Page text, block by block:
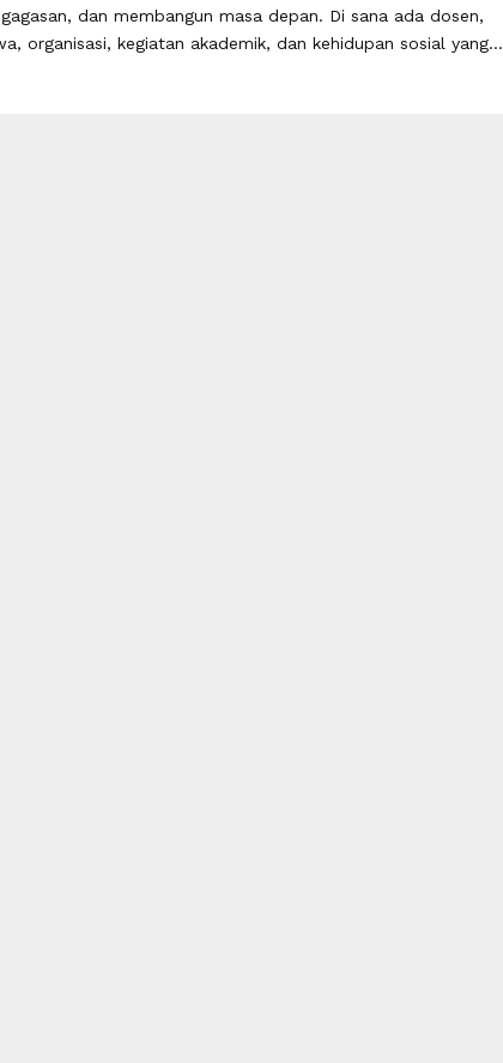
dan membangun masa depan. Di sana ada dosen,
organisasi, kegiatan akademik, dan kehidupan sosial yang...